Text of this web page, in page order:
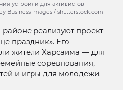
устроили для активистов
Business Images / shutterstock.com
реализуют проект
праздник». Его
жители Харсаима — для
соревнования,
и игры для молодежи.